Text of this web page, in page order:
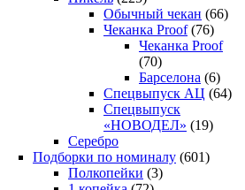
Обычный чекан (66)
Чеканка Proof(76)
Чеканка Proof
(70)
Барселона (6)
Спецвыпуск АЦ (64)
Спецвыпуск
«НОВОДЕЛ» (19)
Серебро
Подборки по номиналу (601)
Полкопейки (3)